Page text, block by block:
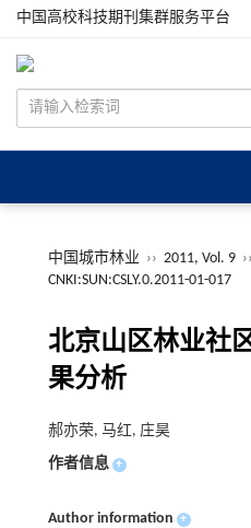
中国高校科技期刊集群服务平台
中国城市林业 ›› 2011, Vol. 9 ››
CNKI:SUN:CSLY.0.2011-01-017
北京山区林业社
果分析
郝亦荣, 马红, 庄昊
作者信息 +
Author information +